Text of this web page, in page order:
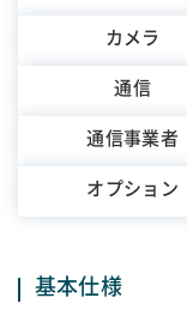
カメラ
通信
通信事業者
オプション
基本仕様